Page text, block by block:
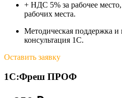
+ НДС 5% за рабочее
рабочих места.
Методическая поддержка и
консультация 1С.
Оставить заявку
1С:Фреш ПРОФ